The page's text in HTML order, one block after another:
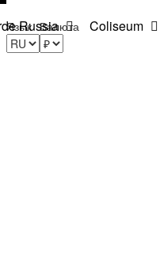
Russia Coliseum
Язык Валюта